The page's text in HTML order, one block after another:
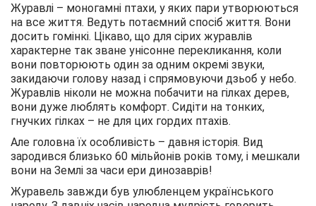
Журавлі – моногамні птахи, у яких пари утворюються
на все життя. Ведуть потаємний спосіб життя. Вони
досить гомінкі. Цікаво, що для сірих журавлів
характерне так зване унісонне перекликання, коли
вони повторюють один за одним окремі звуки,
закидаючи голову назад і спрямовуючи дзьоб у небо.
Журавлів ніколи не можна побачити на гілках дерев,
вони дуже люблять комфорт. Сидіти на тонких,
гнучких гілках – не для цих гордих птахів.
Але головна їх особливість – давня історія. Вид
зародився близько 60 мільйонів років тому, і мешкали
вони на Землі за часи ери динозаврів!
Журавель завжди був улюбленцем українського